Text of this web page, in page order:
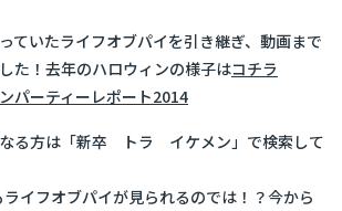
ていたライフオブパイを引き継ぎ、動画まで
た！去年のハロウィンの様子はコチラ
パーティーレポート2014
る方は「新卒 トラ イケメン」で検索して
イフオブパイが見られるのでは！？今から